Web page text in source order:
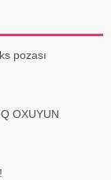
pozası
OXUYUN